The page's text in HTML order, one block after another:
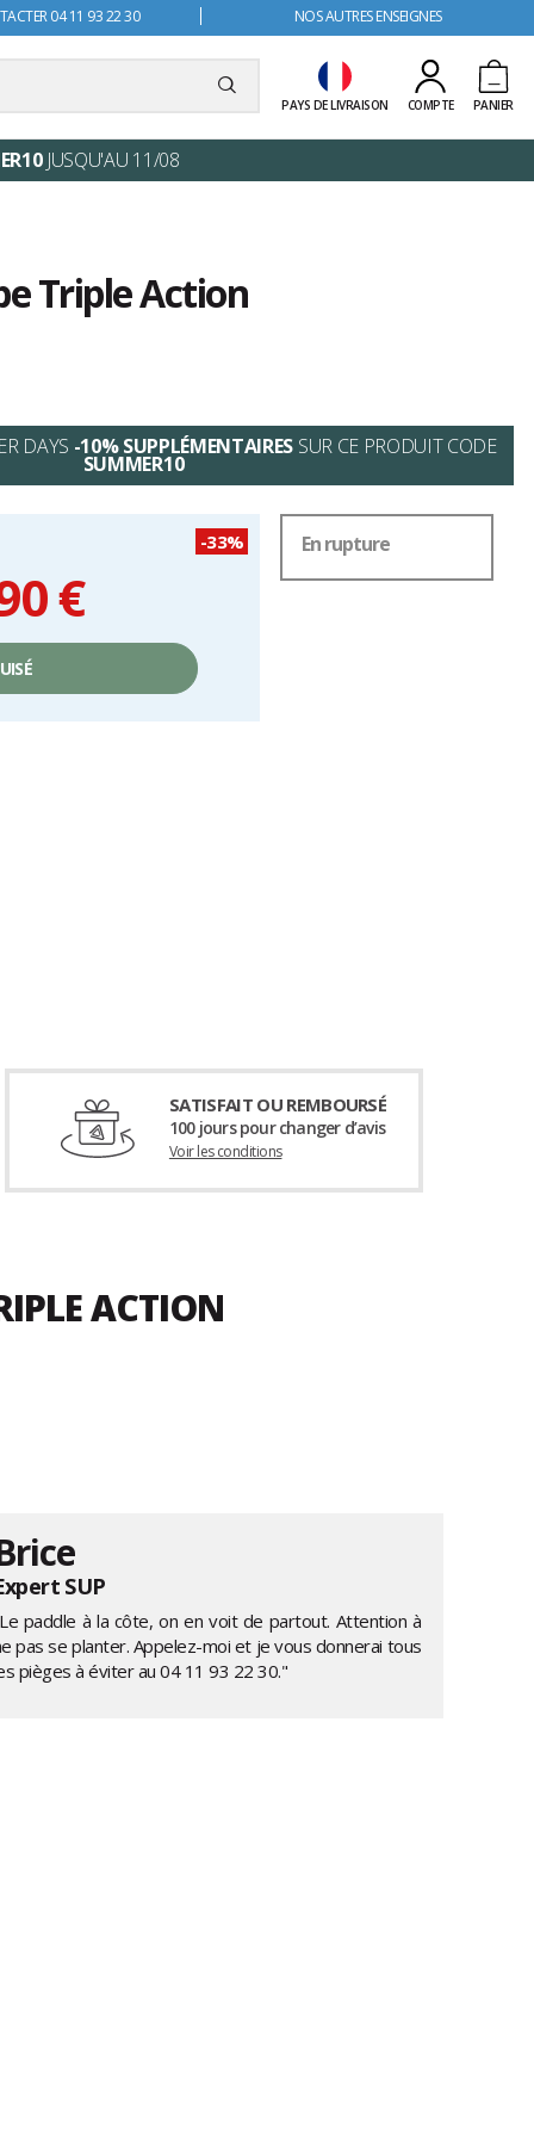
04 11 93 22 30 NOS AUTRES ENSEIGNES
PAYS DE LIVRAISON COMPTE PANIER
JUSQU'AU 11/08
Triple Action
DAYS -10% SUPPLÉMENTAIRES SUR CE PRODUIT CODE
SUMMER10
-33%
€
En rupture
SATISFAIT OU REMBOURSÉ
100 jours pour changer d’avis
Voir les conditions
ACTION
SUP
paddle à la côte, on en voit de partout. Attention à
pas se planter. Appelez-moi et je vous donnerai tous
pièges à éviter au04 11 93 22 30."